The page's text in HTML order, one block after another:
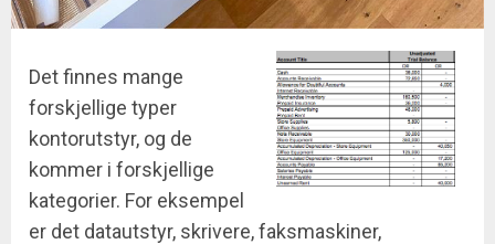
Det finnes mange
forskjellige typer
kontorutstyr, og de
kommer i forskjellige
kategorier. For eksempel
er det datautstyr, skrivere, faksmaskiner,